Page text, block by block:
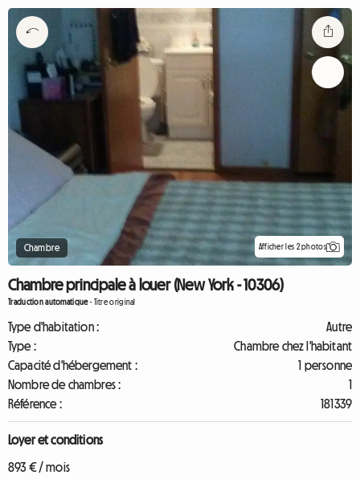
Chambre Afficher les 2 photos
Chambre principale à louer (New York - 10306)
Traduction automatique-Titre original
Type d'habitation :
Autre
Type :
Chambre chez l'habitant
Capacité d'hébergement :
1 personne
Nombre de chambres :
1
Référence :
181339
Loyer et conditions
893 € / mois